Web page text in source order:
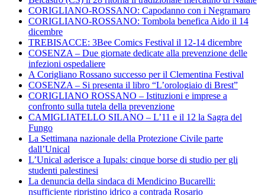
CORIGLIANO-ROSSANO: Capodanno con i Negramaro
CORIGLIANO-ROSSANO: Tombola benefica Aido il 14
dicembre
TREBISACCE: 3Bee Comics Festival il 12-14 dicembre
COSENZA – Due giornate dedicate alla prevenzione delle
infezioni ospedaliere
A Corigliano Rossano successo per il Clementina Festival
COSENZA – Si presenta il libro “L’orologiaio di Brest”
CORIGLIANO ROSSANO – Istituzioni e imprese a
confronto sulla tutela della prevenzione
CAMIGLIATELLO SILANO – L’11 e il 12 la Sagra del
Fungo
La Settimana nazionale della Protezione Civile parte
dall’Unical
L’Unical aderisce a Iupals: cinque borse di studio per gli
studenti palestinesi
La denuncia della sindaca di Mendicino Bucarelli:
nsufficiente ripristino idrico a contrada Rosario